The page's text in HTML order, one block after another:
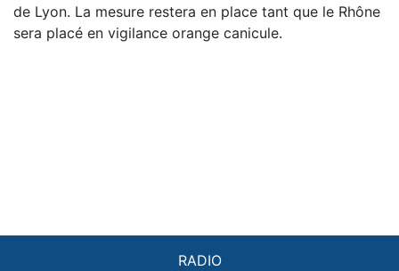
de Lyon. La mesure restera en place tant que le Rhône
sera placé en vigilance orange canicule.
RADIO